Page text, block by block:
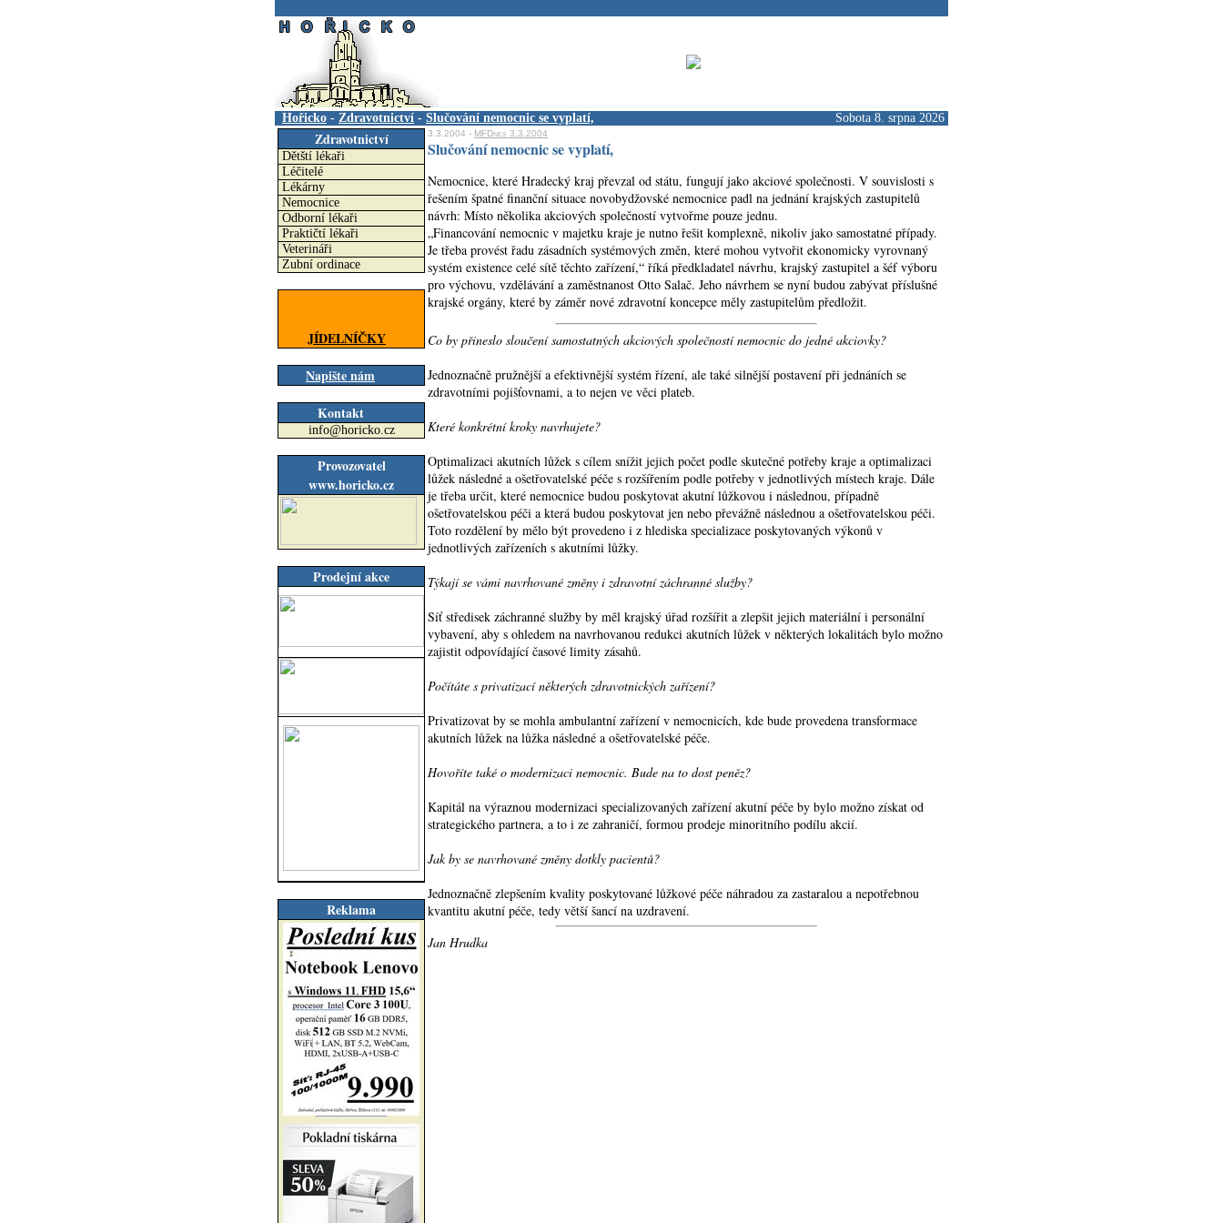
Hořicko - Zdravotnictví - Slučování nemocnic se vyplatí, Sobota 8. srpna 2026
Zdravotnictví
Dětští lékaři
Léčitelé
Lékárny
Nemocnice
Odborní lékaři
Praktičtí lékaři
Veterináři
Zubní ordinace
JÍDELNÍČKY
Napište nám
Kontakt
info@horicko.cz
Provozovatel
www.horicko.cz
Prodejní akce
Reklama
3.3.2004 - MFDnes 3.3.2004
Slučování nemocnic se vyplatí,
Nemocnice, které Hradecký kraj převzal od státu, fungují jako akciové společnosti. V souvislosti s
řešením špatné finanční situace novobydžovské nemocnice padl na jednání krajských zastupitelů
návrh: Místo několika akciových společností vytvořme pouze jednu.
„Financování nemocnic v majetku kraje je nutno řešit komplexně, nikoliv jako samostatné případy.
Je třeba provést řadu zásadních systémových změn, které mohou vytvořit ekonomicky vyrovnaný
systém existence celé sítě těchto zařízení,“ říká předkladatel návrhu, krajský zastupitel a šéf výboru
pro výchovu, vzdělávání a zaměstnanost Otto Salač. Jeho návrhem se nyní budou zabývat příslušné
krajské orgány, které by záměr nové zdravotní koncepce měly zastupitelům předložit.
Co by přineslo sloučení samostatných akciových společností nemocnic do jedné akciovky?
Jednoznačně pružnější a efektivnější systém řízení, ale také silnější postavení při jednáních se
zdravotními pojišťovnami, a to nejen ve věci plateb.
Které konkrétní kroky navrhujete?
Optimalizaci akutních lůžek s cílem snížit jejich počet podle skutečné potřeby kraje a optimalizaci
lůžek následné a ošetřovatelské péče s rozšířením podle potřeby v jednotlivých místech kraje. Dále
je třeba určit, které nemocnice budou poskytovat akutní lůžkovou i následnou, případně
ošetřovatelskou péči a která budou poskytovat jen nebo převážně následnou a ošetřovatelskou péči.
Toto rozdělení by mělo být provedeno i z hlediska specializace poskytovaných výkonů v
jednotlivých zařízeních s akutními lůžky.
Týkají se vámi navrhované změny i zdravotní záchranné služby?
Síť středisek záchranné služby by měl krajský úřad rozšířit a zlepšit jejich materiální i personální
vybavení, aby s ohledem na navrhovanou redukci akutních lůžek v některých lokalitách bylo možno
zajistit odpovídající časové limity zásahů.
Počítáte s privatizací některých zdravotnických zařízení?
Privatizovat by se mohla ambulantní zařízení v nemocnicích, kde bude provedena transformace
akutních lůžek na lůžka následné a ošetřovatelské péče.
Hovoříte také o modernizaci nemocnic. Bude na to dost peněz?
Kapitál na výraznou modernizaci specializovaných zařízení akutní péče by bylo možno získat od
strategického partnera, a to i ze zahraničí, formou prodeje minoritního podílu akcií.
Jak by se navrhované změny dotkly pacientů?
Jednoznačně zlepšením kvality poskytované lůžkové péče náhradou za zastaralou a nepotřebnou
kvantitu akutní péče, tedy větší šancí na uzdravení.
Jan Hrudka